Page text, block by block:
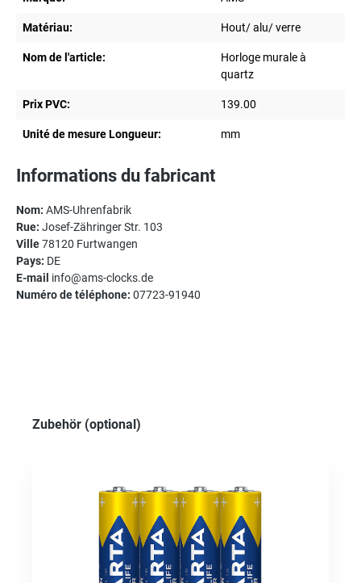
Matériau: Hout/ alu/ verre
Nom de l'article:
Horloge murale à
quartz
Prix PVC: 139.00
Unité de mesure Longueur: mm
Informations du fabricant
Nom: AMS-Uhrenfabrik
Rue: Josef-Zähringer Str. 103
Ville78120 Furtwangen
Pays: DE
E-mail info@ams-clocks.de
Numéro de téléphone: 07723-91940
Ignorer la galerie de produits
Zubehör (optional)